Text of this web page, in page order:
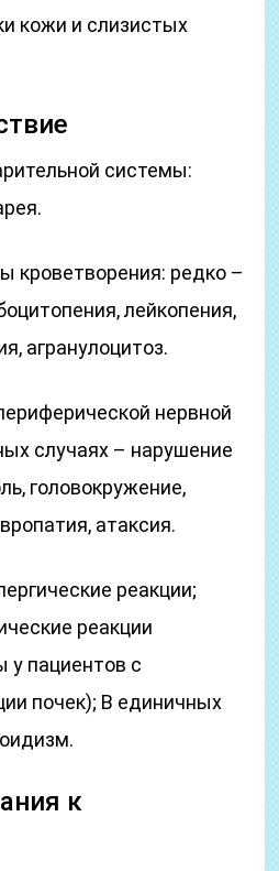
кожи и слизистых
системы:
кроветворения: редко –
лейкопения,
агранулоцитоз.
нервной
случаях – нарушение
головокружение,
атаксия.
реакции;
реакции
у пациентов с
почек); В единичных
к